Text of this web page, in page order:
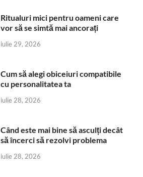
Ritualuri mici pentru oameni care
vor să se simtă mai ancorați
iulie 29, 2026
Cum să alegi obiceiuri compatibile
cu personalitatea ta
iulie 28, 2026
Când este mai bine să asculți decât
să încerci să rezolvi problema
iulie 28, 2026